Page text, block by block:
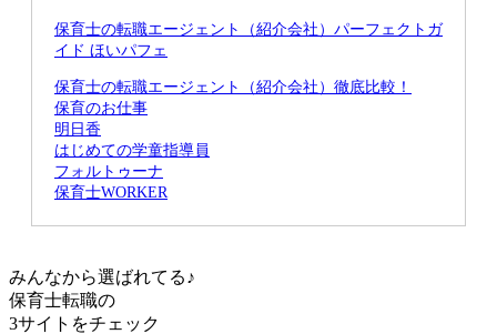
保育士の転職エージェント（紹介会社）パーフェクトガ
イド ほいパフェ
保育士の転職エージェント（紹介会社）徹底比較！
保育のお仕事
明日香
はじめての学童指導員
フォルトゥーナ
保育士WORKER
みんなから選ばれてる♪
保育士転職の
3サイト をチェック